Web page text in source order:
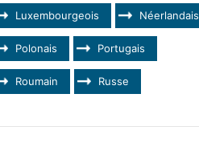
Luxembourgeois Néerlandais
Polonais Portugais
Roumain Russe